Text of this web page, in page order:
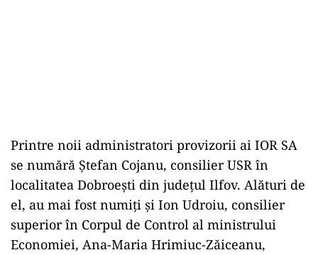
Printre noii administratori provizorii ai IOR SA
se numără Ștefan Cojanu, consilier USR în
localitatea Dobroești din județul Ilfov. Alături de
el, au mai fost numiți și Ion Udroiu, consilier
superior în Corpul de Control al ministrului
Economiei, Ana-Maria Hrimiuc-Zăiceanu,